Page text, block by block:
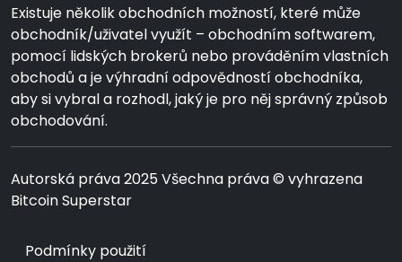
Existuje několik obchodních možností, které může
obchodník/uživatel využít – obchodním softwarem,
pomocí lidských brokerů nebo prováděním vlastních
obchodů a je výhradní odpovědností obchodníka,
aby si vybral a rozhodl, jaký je pro něj správný způsob
obchodování.
Autorská práva 2025 Všechna práva © vyhrazena
Bitcoin Superstar
Podmínky použití